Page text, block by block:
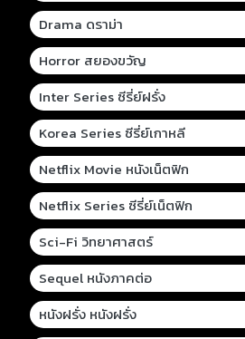
Drama ดราม่า
Horror สยองขวัญ
Inter Series ซีรี่ย์ฝรั่ง
Korea Series ซีรี่ย์เกาหลี
Netflix Movie หนังเน็ตฟิก
Netflix Series ซีรี่ย์เน็ตฟิก
Sci-Fi วิทยาศาสตร์
Sequel หนังภาคต่อ
หนังฝรั่ง หนังฝรั่ง